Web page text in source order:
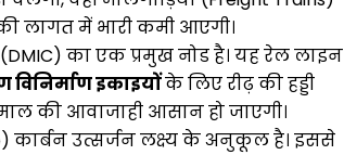
लागत में भारी कमी आएगी।
का एक प्रमुख नोड है। यह रेल लाइन
विनिर्माण इकाइयोंके लिए रीढ़ की हड्डी
की आवाजाही आसान हो जाएगी।
कार्बन उत्सर्जन लक्ष्य के अनुकूल है। इससे